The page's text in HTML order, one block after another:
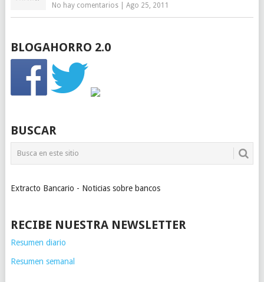
No hay comentarios| Ago 25, 2011
BLOGAHORRO 2.0
BUSCAR
Extracto Bancario - Noticias sobre bancos
RECIBE NUESTRA NEWSLETTER
Resumen diario
Resumen semanal